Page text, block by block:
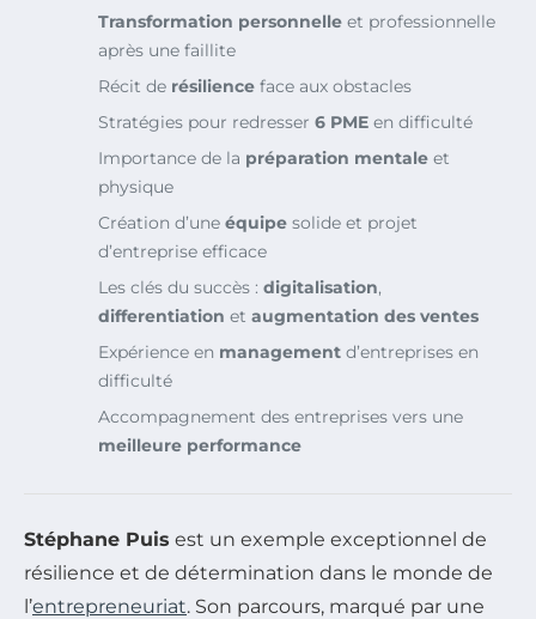
Transformation personnelle et professionnelle
après une faillite
Récit de résilience face aux obstacles
Stratégies pour redresser 6 PME en difficulté
Importance de la préparation mentale et
physique
Création d’une équipe solide et projet
d’entreprise efficace
Les clés du succès : digitalisation,
differentiation et augmentation des ventes
Expérience en management d’entreprises en
difficulté
Accompagnement des entreprises vers une
meilleure performance
Stéphane Puis est un exemple exceptionnel de
résilience et de détermination dans le monde de
l’entrepreneuriat. Son parcours, marqué par une